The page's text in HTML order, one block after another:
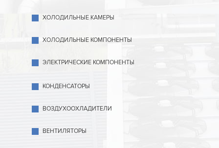
ХОЛОДИЛЬНЫЕ КАМЕРЫ
ХОЛОДИЛЬНЫЕ КОМПОНЕНТЫ
ЭЛЕКТРИЧЕСКИЕ КОМПОНЕНТЫ
КОНДЕНСАТОРЫ
ВОЗДУХООХЛАДИТЕЛИ
ВЕНТИЛЯТОРЫ